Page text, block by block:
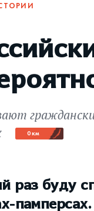
0 км
раз буду
памперсах.